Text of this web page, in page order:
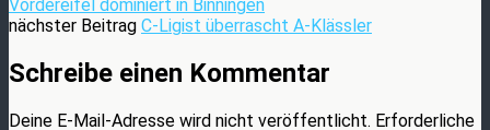
Vordereifel dominiert in Binningen
nächster Beitrag C-Ligist überrascht A-Klässler
Schreibe einen Kommentar
Deine E-Mail-Adresse wird nicht veröffentlicht. Erforderliche